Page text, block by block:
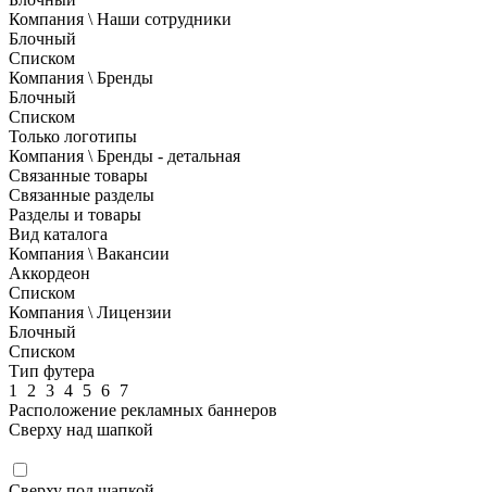
Компания \ Наши сотрудники
Блочный
Списком
Компания \ Бренды
Блочный
Списком
Только логотипы
Компания \ Бренды - детальная
Связанные товары
Связанные разделы
Разделы и товары
Вид каталога
Компания \ Вакансии
Аккордеон
Списком
Компания \ Лицензии
Блочный
Списком
Тип футера
1
2 3 4 5 6 7
Расположение рекламных баннеров
Сверху над шапкой